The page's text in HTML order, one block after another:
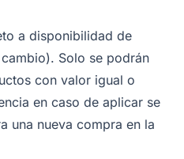
a disponibilidad de
Solo se podrán
con valor igual o
en caso de aplicar se
una nueva compra en la